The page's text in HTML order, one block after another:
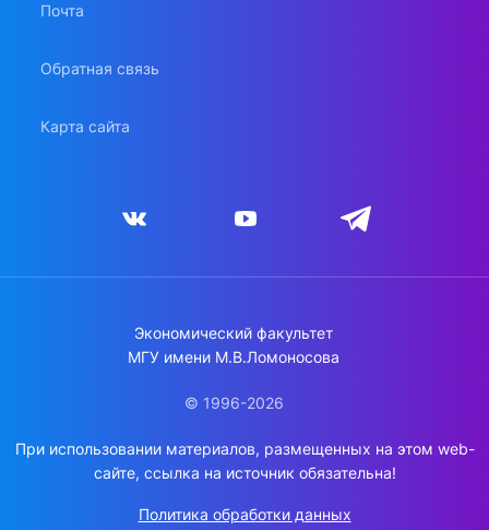
Почта
Обратная связь
Карта сайта
Экономический факультет
МГУ имени М.В.Ломоносова
© 1996-2026
При использовании материалов, размещенных на этом web-
сайте, ссылка на источник обязательна!
Политика обработки данных